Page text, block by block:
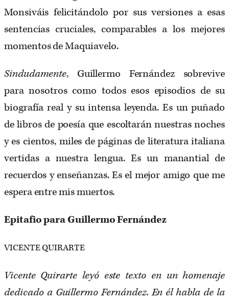
Monsiváis felicitándolo por sus versiones a esas
sentencias cruciales, comparables a los mejores
momentos de Maquiavelo.
Sindudamente, Guillermo Fernández sobrevive
para nosotros como todos esos episodios de su
biografía real y su intensa leyenda. Es un puñado
de libros de poesía que escoltarán nuestras noches
y es cientos, miles de páginas de literatura italiana
vertidas a nuestra lengua. Es un manantial de
recuerdos y enseñanzas. Es el mejor amigo que me
espera entre mis muertos.
Epitafio para Guillermo Fernández
VICENTE QUIRARTE
Vicente Quirarte leyó este texto en un homenaje
dedicado a Guillermo Fernández.En él habla de la